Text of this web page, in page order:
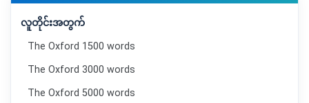
လူတိုင်းအတွက်
The Oxford 1500 words
The Oxford 3000 words
The Oxford 5000 words